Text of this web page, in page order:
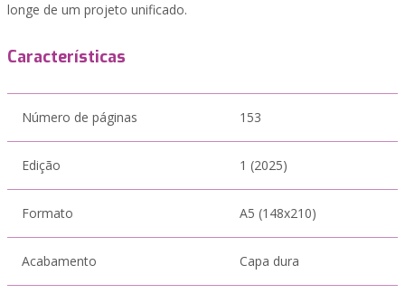
longe de um projeto unificado.
Características
Número de páginas 153
Edição 1 (2025)
Formato A5 (148x210)
Acabamento Capa dura